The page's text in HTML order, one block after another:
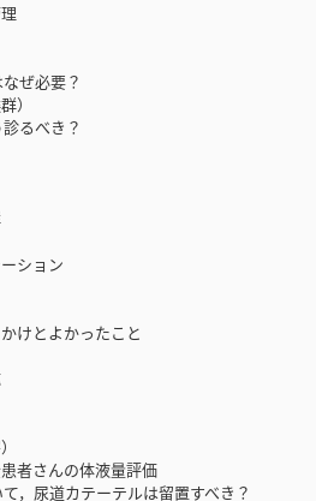
ぜ必要？
）
るべき？
ション
けとよかったこと
者さんの体液量評価
尿道カテーテルは留置すべき？